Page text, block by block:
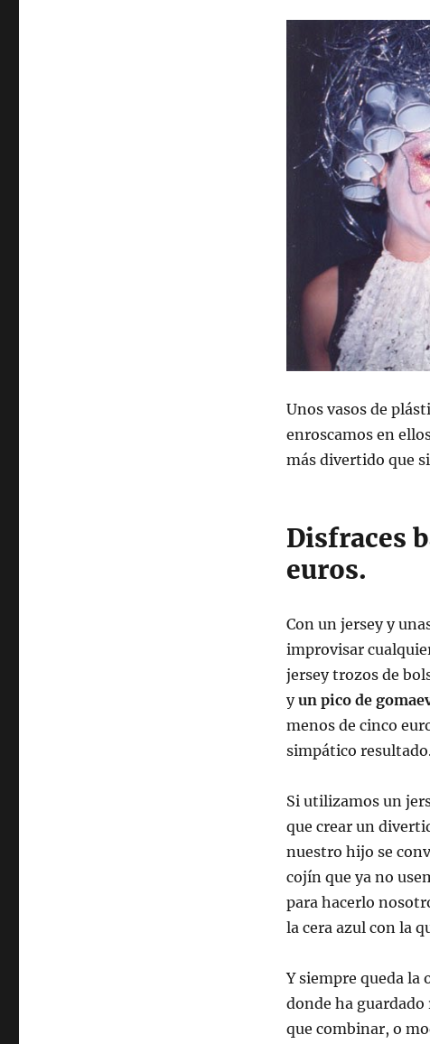
Unos vasos de
enroscamos en
más divertido que
Disfraces
euros.
Con un jersey y
improvisar
jersey trozos de
yun pico de
menos de cinco
simpático
Si utilizamos un
que crear un
nuestro hijo se
cojín que ya no
para hacerlo
la cera azul con la
Y siempre queda la
donde ha
que combinar, o